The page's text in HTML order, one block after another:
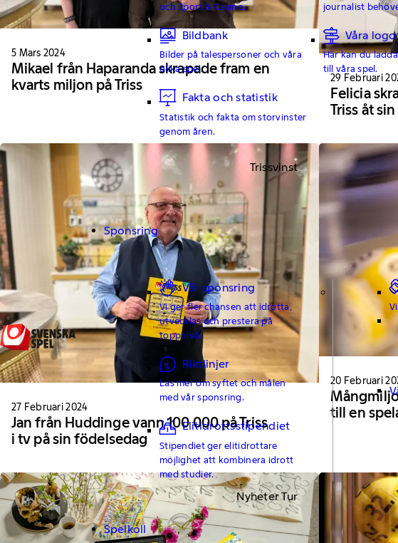
och Sport & Casino.
journalist
Bildbank
Bilder på talespersoner och våra
olika spel.
Våra
Här kan du
till våra spel.
Fakta och statistik
Statistik och fakta om storvinster
genom åren.
Sponsring
Vår sponsring
Vi ger fler chansen att idrotta,
utvecklas och prestera på
toppnivå.
Riktlinjer
Läs mer om syftet och målen
med vår sponsring.
Elitidrottsstipendiet
Stipendiet ger elitidrottare
möjlighet att kombinera idrott
med studier.
Spelkoll
5 Mars 2024
Mikael från Haparanda skrapade fram en
kvarts miljon på Triss
29 Februari
Felicia
Triss åt
Trissvinst
27 Februari 2024
Jan från Huddinge vann 100 000 på Triss
i tv på sin födelsedag
20 Februari
till en
Nyheter Tur